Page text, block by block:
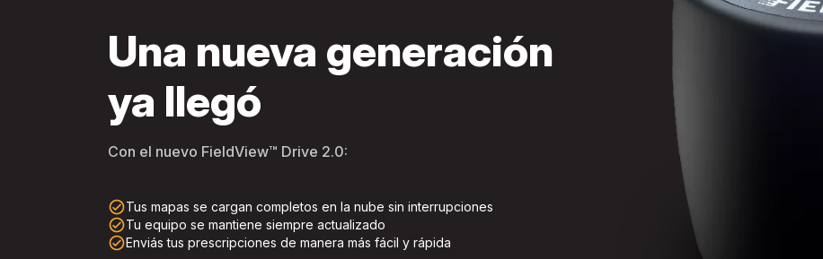
Una nueva generación
ya llegó
Con el nuevo FieldView™ Drive 2.0:
check_circle_outlineTus mapas se cargan completos en la nube sin interrupciones
check_circle_outlineTu equipo se mantiene siempre actualizado
check_circle_outlineEnviás tus prescripciones de manera más fácil y rápida